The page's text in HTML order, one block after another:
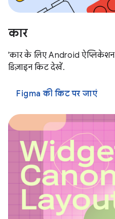
कार
'कार के लिए Android ऐप्लिकेशन'
डिज़ाइन किट देखें.
Figma की किट पर जाएं